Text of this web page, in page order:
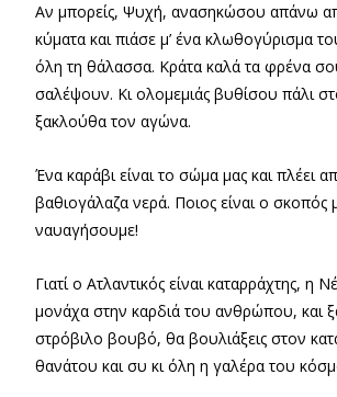
Αν μπορείς, Ψυχή, ανασηκώσου απάνω
κύματα και πιάσε μ’ ένα κλωθογύρισμα
όλη τη θάλασσα. Κράτα καλά τα φρένα
σαλέψουν. Κι ολομεμιάς βυθίσου πάλι
ξακλούθα τον αγώνα.
Ένα καράβι είναι το σώμα μας και πλέει
βαθιογάλαζα νερά. Ποιος είναι ο σκοπός
ναυαγήσουμε!
Γιατί ο Ατλαντικός είναι καταρράχτης, η
μονάχα στην καρδιά του ανθρώπου, και
στρόβιλο βουβό, θα βουλιάξεις στον
θανάτου και συ κι όλη η γαλέρα του